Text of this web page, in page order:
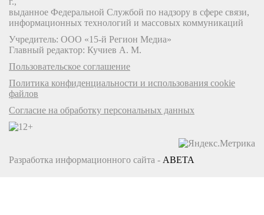
выданное Федеральной Службой по надзору в сфере связи,
информационных технологий и массовых коммуникаций
Учредитель: ООО «15-й Регион Медиа»
Главный редактор: Кучиев А. М.
Пользовательское соглашение
Политика конфиденциальности и использования cookie
файлов
Согласие на обработку персональных данных
Разработка информационного сайта - ABETA